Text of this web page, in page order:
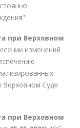
при Верховном
изменений
Верховном Суде
при Верховном